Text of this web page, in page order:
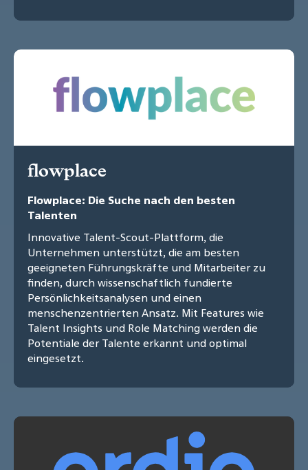
flowplace
Flowplace: Die Suche nach den besten
Talenten
Innovative Talent-Scout-Plattform, die
Unternehmen unterstützt, die am besten
geeigneten Führungskräfte und Mitarbeiter zu
finden, durch wissenschaftlich fundierte
Persönlichkeitsanalysen und einen
menschenzentrierten Ansatz. Mit Features wie
Talent Insights und Role Matching werden die
Potentiale der Talente erkannt und optimal
eingesetzt.